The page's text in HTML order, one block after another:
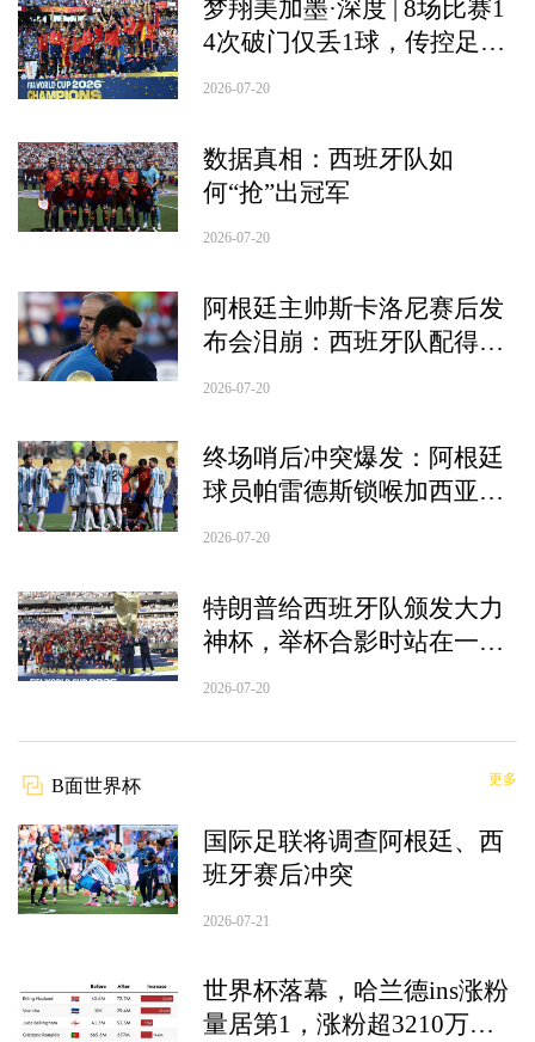
梦翔美加墨·深度 | 8场比赛1
4次破门仅丢1球，传控足球
不再是“绣花”技艺，钢铁斗
2026-07-20
数据真相：西班牙队如
何“抢”出冠军
2026-07-20
阿根廷主帅斯卡洛尼赛后发
布会泪崩：西班牙队配得上
胜利，还没和梅西聊过未来
2026-07-20
终场哨后冲突爆发：阿根廷
球员帕雷德斯锁喉加西亚、
抱摔加维，吃到红牌
2026-07-20
特朗普给西班牙队颁发大力
神杯，举杯合影时站在一旁
2026-07-20
B面世界杯 更多
国际足联将调查阿根廷、西
班牙赛后冲突
2026-07-21
世界杯落幕，哈兰德ins涨粉
量居第1，涨粉超3210万，